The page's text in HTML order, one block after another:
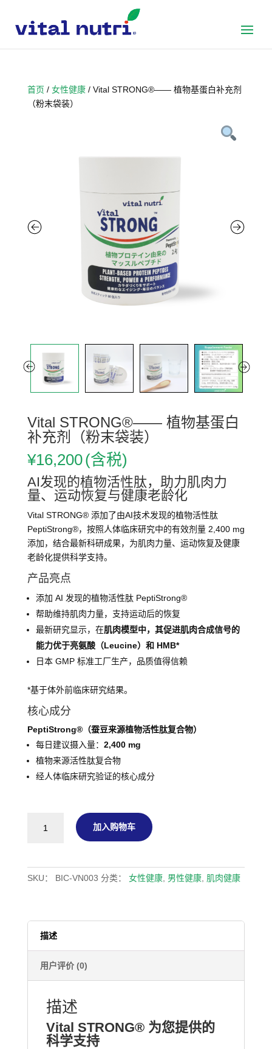
首页 / 女性健康/ Vital STRONG®—— 植物基蛋白补充剂
（粉末袋装）
Vital STRONG®—— 植物基蛋白
补充剂（粉末袋装）
¥16,200(含税)
AI发现的植物活性肽，助力肌肉力
量、运动恢复与健康老龄化
Vital STRONG® 添加了由AI技术发现的植物活性肽
PeptiStrong®，按照人体临床研究中的有效剂量 2,400 mg
添加，结合最新科研成果，为肌肉力量、运动恢复及健康
老龄化提供科学支持。
产品亮点
添加 AI 发现的植物活性肽 PeptiStrong®
帮助维持肌肉力量，支持运动后的恢复
最新研究显示，在肌肉模型中，其促进肌肉合成信号的
能力优于亮氨酸（Leucine）和 HMB*
日本 GMP 标准工厂生产，品质值得信赖
*基于体外前临床研究结果。
核心成分
PeptiStrong®（蚕豆来源植物活性肽复合物）
每日建议摄入量： 2,400 mg
植物来源活性肽复合物
经人体临床研究验证的核心成分
STRONG®
物
（粉
加入购物车
SKU： BIC-VN003 分类： 女性健康, 男性健康, 肌肉健康
描述
用户评价 (0)
描述
Vital STRONG® 为您提供的
科学支持